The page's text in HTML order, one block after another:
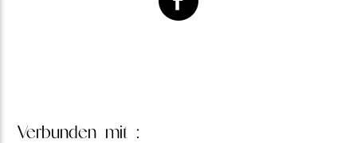
Verbunden mit :